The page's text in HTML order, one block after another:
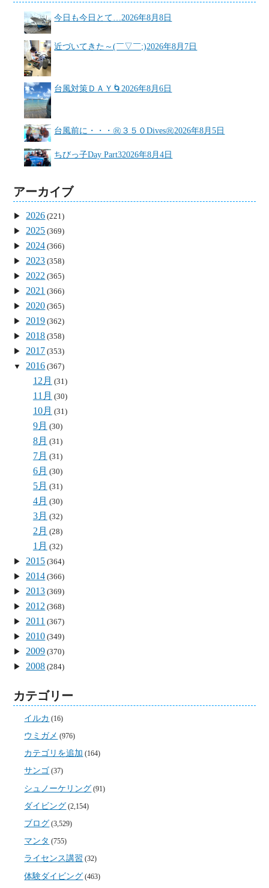
今日も今日とて… 2026年8月8日
近づいてきた～(￣▽￣;)2026年8月7日
台風対策ＤＡＹ🌀 2026年8月6日
台風前に・・・㊗３５０Dives㊗2026年8月5日
ちびっ子Day Part32026年8月4日
アーカイブ
2026 (221)
2025 (369)
2024 (366)
2023 (358)
2022 (365)
2021 (366)
2020 (365)
2019 (362)
2018 (358)
2017 (353)
2016 (367)
12月 (31)
11月 (30)
10月 (31)
9月 (30)
8月 (31)
7月 (31)
6月 (30)
5月 (31)
4月 (30)
3月 (32)
2月 (28)
1月 (32)
2015 (364)
2014 (366)
2013 (369)
2012 (368)
2011 (367)
2010 (349)
2009 (370)
2008 (284)
カテゴリー
イルカ (16)
ウミガメ (976)
カテゴリを追加 (164)
サンゴ (37)
シュノーケリング (91)
ダイビング (2,154)
ブログ (3,529)
マンタ (755)
ライセンス講習 (32)
体験ダイビング (463)